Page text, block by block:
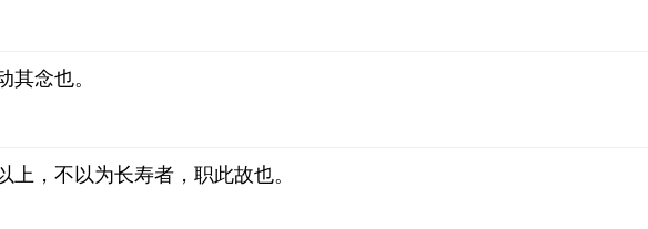
念也。
，不以为长寿者，职此故也。